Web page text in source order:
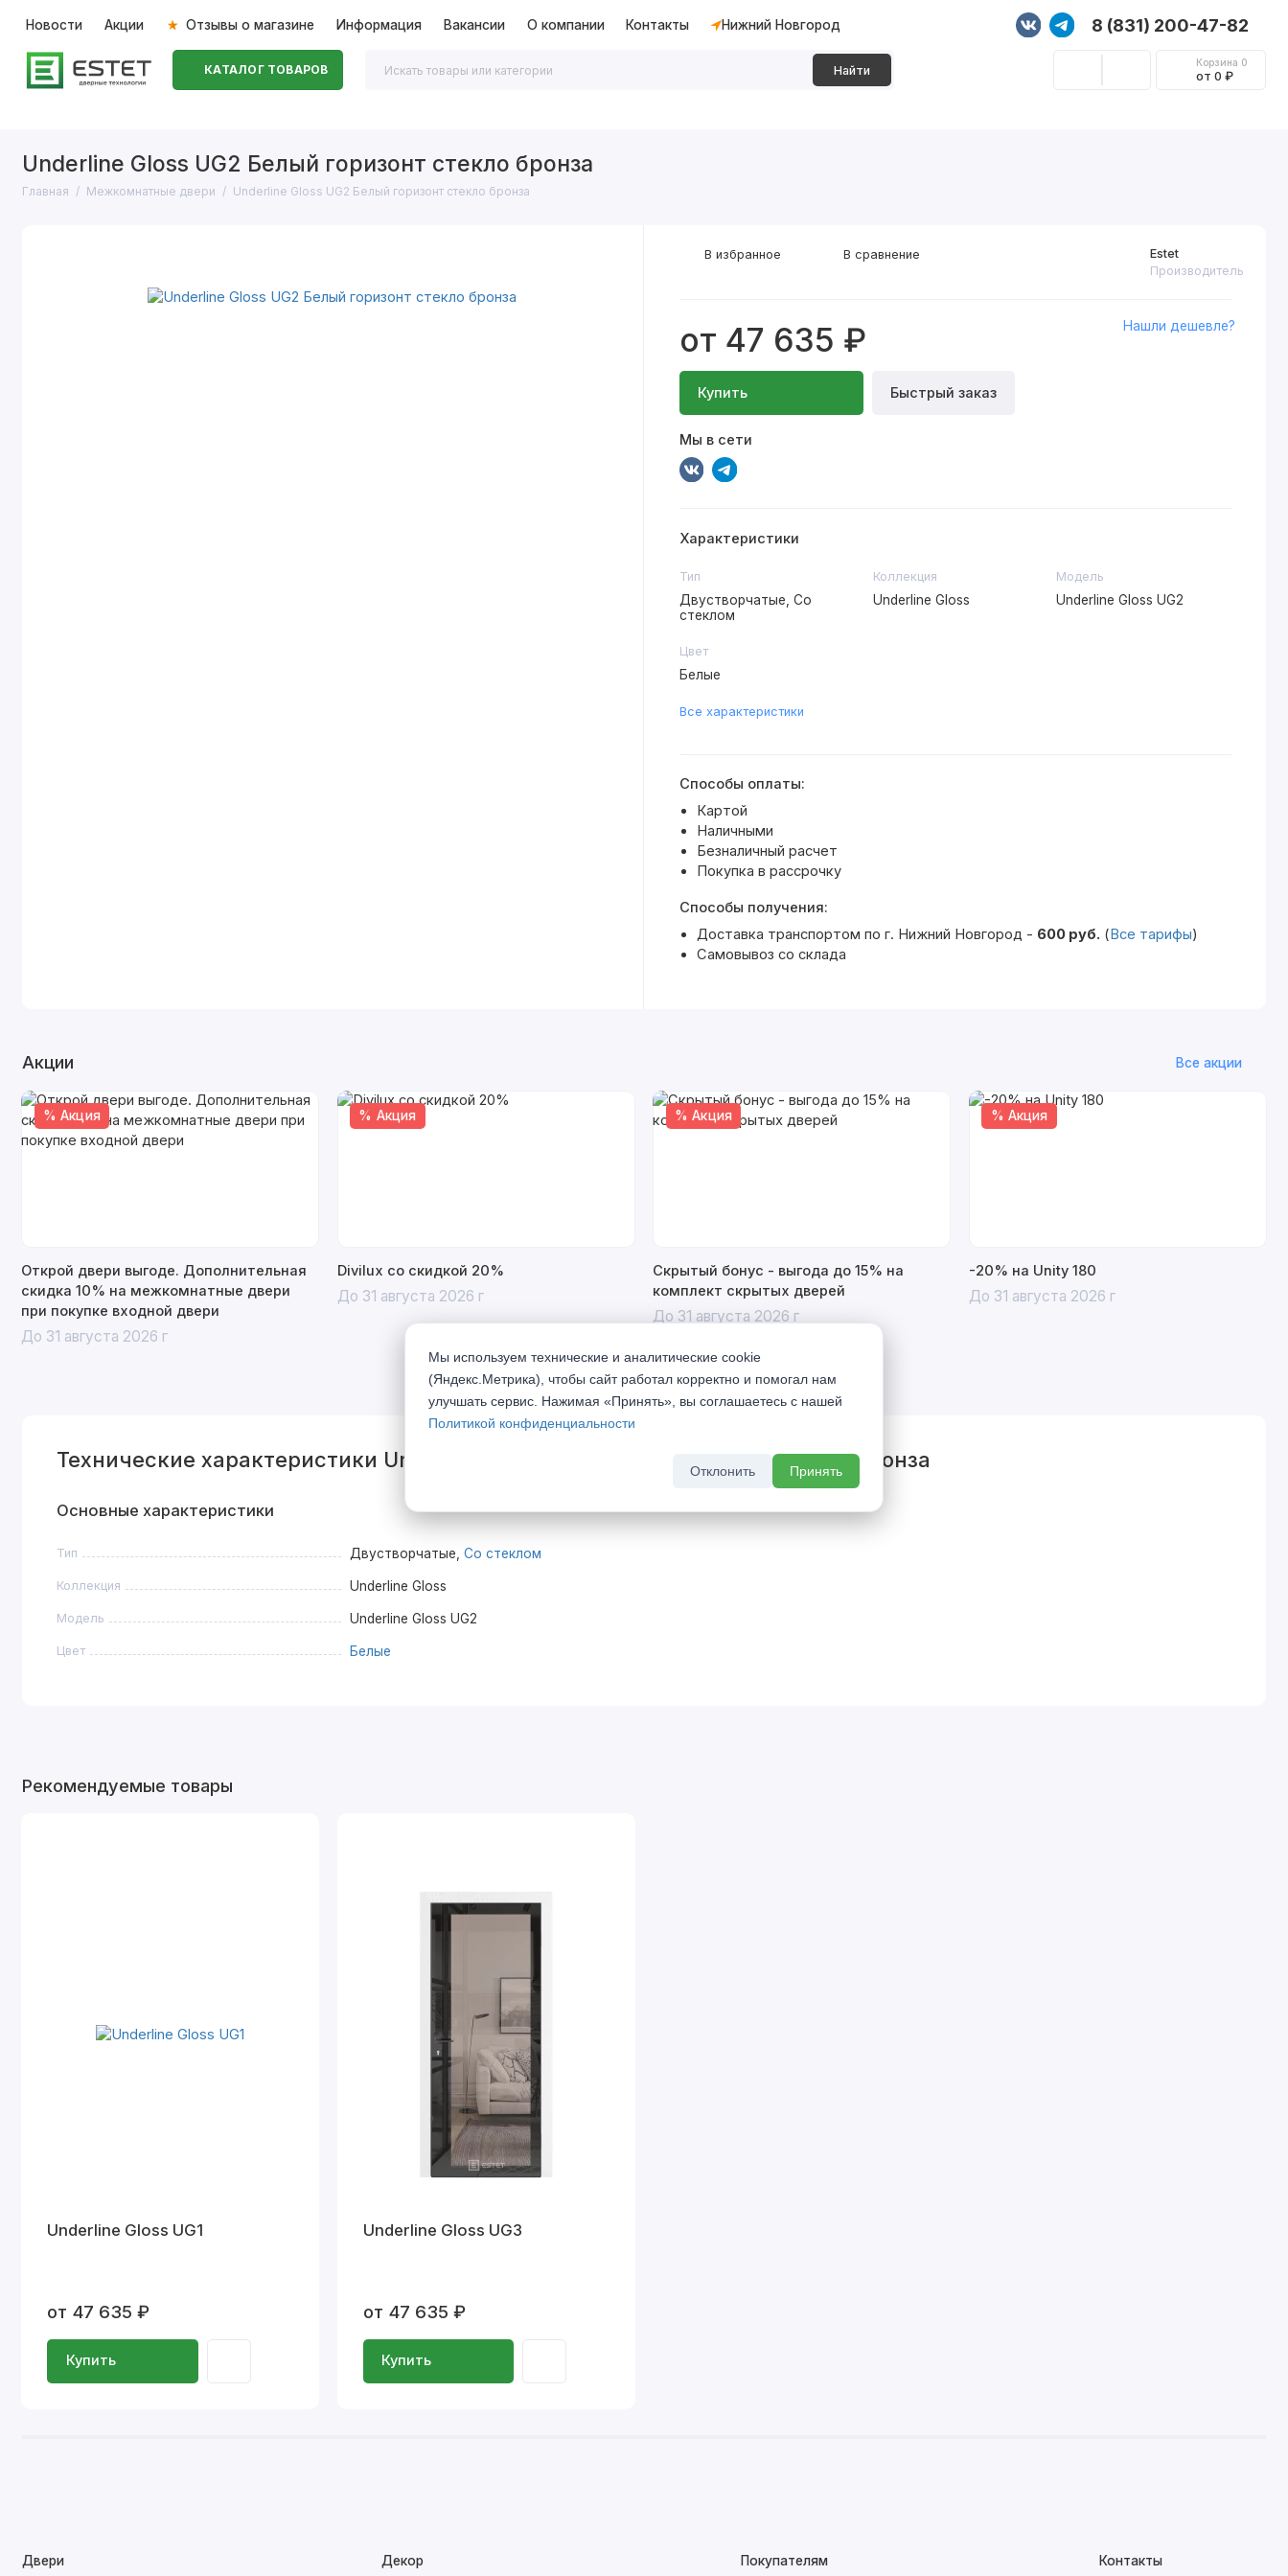
Новости Акции Отзывы о магазине Информация Вакансии О компании Контакты Нижний Новгород 8 (831) 200-47-82
КАТАЛОГ ТОВАРОВ Найти
Корзина 0
от 0 ₽
Underline Gloss UG2 Белый горизонт стекло бронза
Главная Межкомнатные двери Underline Gloss UG2 Белый горизонт стекло бронза
Estet
Производитель
от 47 635 ₽
Купить Быстрый заказ
Нашли дешевле?
Мы в сети
В избранное В сравнение
Характеристики
Тип
Двустворчатые, Со
стеклом
Коллекция
Underline Gloss
Модель
Underline Gloss UG2
Цвет
Белые
Все характеристики
Способы оплаты:
Картой
Наличными
Безналичный расчет
Покупка в рассрочку
Способы получения:
Доставка транспортом по г. Нижний Новгород - 600 руб. (Все тарифы)
Самовывоз со склада
Акции Все акции
% Акция
Открой двери выгоде. Дополнительная
скидка 10% на межкомнатные двери
при покупке входной двери
До 31 августа 2026 г
% Акция
Divilux со скидкой 20%
До 31 августа 2026 г
% Акция
Скрытый бонус - выгода до 15% на
комплект скрытых дверей
До 31 августа 2026 г
% Акция
-20% на Unity 180
До 31 августа 2026 г
Технические характеристики Underline Gloss UG2 Белый горизонт стекло бронза
Основные характеристики
Тип Двустворчатые, Со стеклом
Коллекция Underline Gloss
Модель Underline Gloss UG2
Цвет Белые
Рекомендуемые товары
Underline Gloss UG1
от 47 635 ₽
Купить
Underline Gloss UG3
от 47 635 ₽
Купить
Двери Декор Покупателям Контакты
Мы используем технические и аналитические cookie
(Яндекс.Метрика), чтобы сайт работал корректно и помогал нам
улучшать сервис. Нажимая «Принять», вы соглашаетесь с нашей
Политикой конфиденциальности
Отклонить Принять